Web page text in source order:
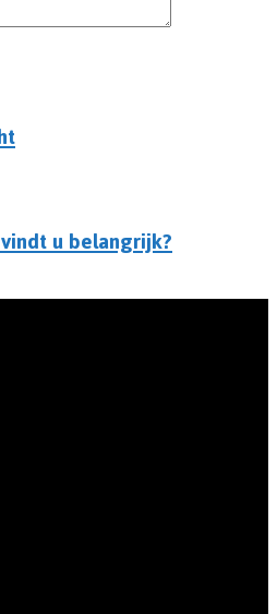
u belangrijk?